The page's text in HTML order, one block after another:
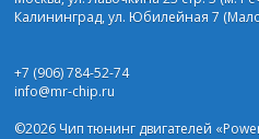
Калининград, ул. Юбилейная 7
+7 (906) 784-52-74
info@mr-chip.ru
©2026 Чип тюнинг двигателей